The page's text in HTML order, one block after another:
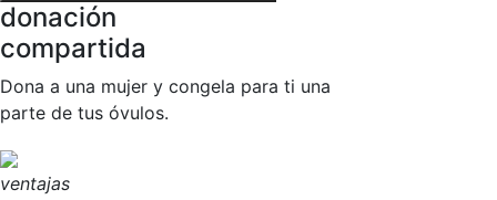
donación
compartida
Dona a una mujer y congela para ti una
parte de tus óvulos.
ventajas